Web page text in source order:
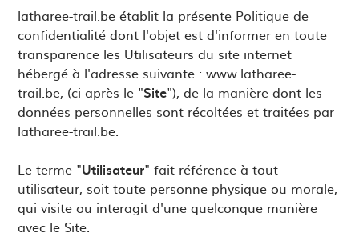
latharee-trail.be établit la présente Politique de
confidentialité dont l'objet est d'informer en toute
transparence les Utilisateurs du site internet
hébergé à l'adresse suivante : www.latharee-
trail.be, (ci-après le "Site"), de la manière dont les
données personnelles sont récoltées et traitées par
latharee-trail.be.
Le terme "Utilisateur" fait référence à tout
utilisateur, soit toute personne physique ou morale,
qui visite ou interagit d'une quelconque manière
avec le Site.